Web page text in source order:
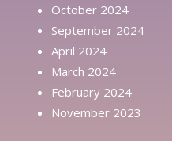
October 2024
September 2024
April 2024
March 2024
February 2024
November 2023